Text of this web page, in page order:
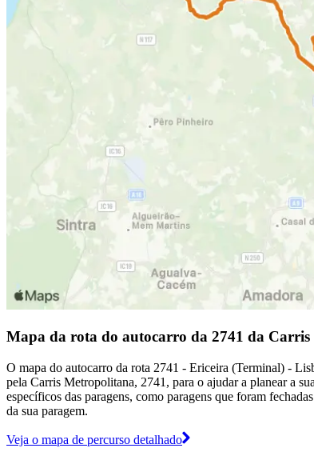
Mapa da rota do autocarro da 2741 da
O mapa do autocarro da rota 2741 - Ericeira (Terminal) -
pela Carris Metropolitana, 2741, para o ajudar a planear a
específicos das paragens, como paragens que foram
da sua paragem.
Veja o mapa de percurso detalhado